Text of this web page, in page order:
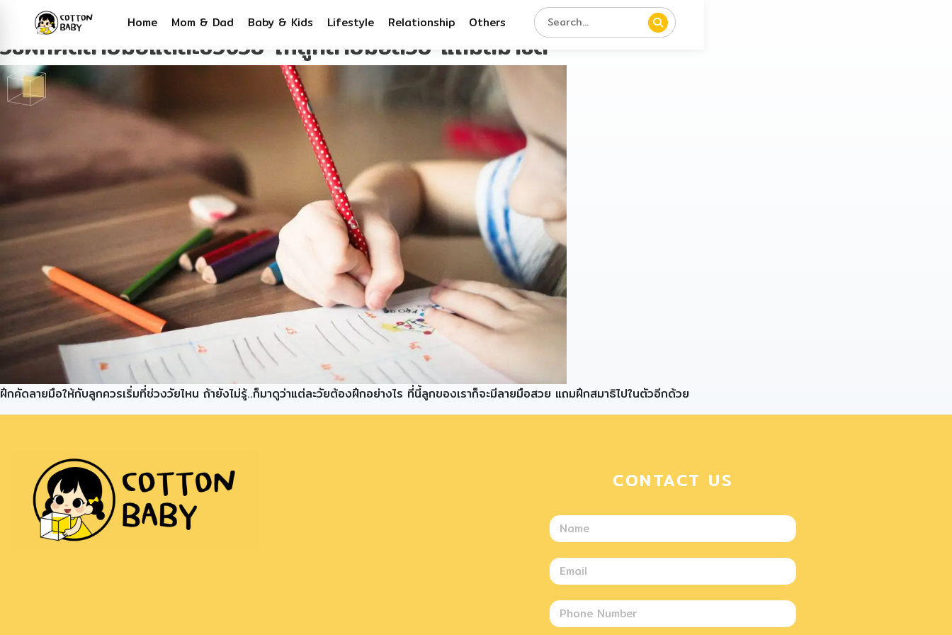
Home Mom & Dad Baby & Kids Lifestyle Relationship Others
Tag:สอนลูกเขียนหนังสือ
วิธีฝึกคัดลายมือแต่ละช่วงวัย ให้ลูกลายมือสวย แถมสมาธิดี
ฝึกคัดลายมือให้กับลูกควรเริ่มที่ช่วงวัยไหน ถ้ายังไม่รู้..ก็มาดูว่าแต่ละวัยต้องฝึกอย่างไร ที่นี้ลูกของเราก็จะมีลายมือสวย แถมฝึกสมาธิไปในตัวอีกด้วย
CONTACT US